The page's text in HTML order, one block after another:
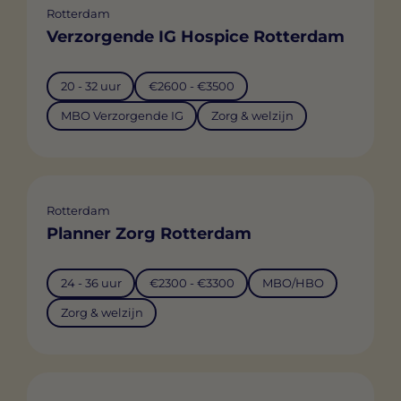
Rotterdam
Verzorgende IG Hospice Rotterdam
20 - 32 uur €2600 - €3500
MBO Verzorgende IG Zorg & welzijn
Rotterdam
Planner Zorg Rotterdam
24 - 36 uur €2300 - €3300 MBO/HBO
Zorg & welzijn